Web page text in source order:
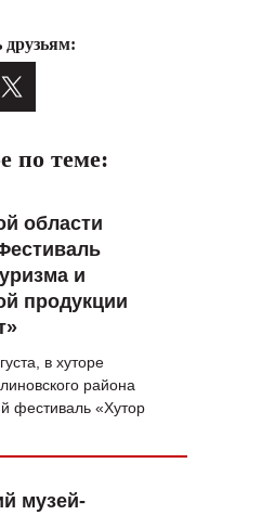
ГОРОДСКОЙ ПОРТАЛ
ВОПРОС НЕДЕЛИ
СТИЛЬ ЖИЗНИ
ХАЙП
ЧЕЛОВЕК ОСОБЕННЫЙ
КУЛЬТ ЕДЫ
друзьям:
по теме:
области
и
продукции
в хуторе
района
фестиваль «Хутор
музей-